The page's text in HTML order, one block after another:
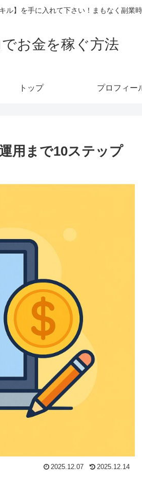
】を手に入れて下さい！まもなく副業時
お金を稼ぐ方法
トップ プロフィー
用まで10ステップ
2025.12.07 2025.12.14